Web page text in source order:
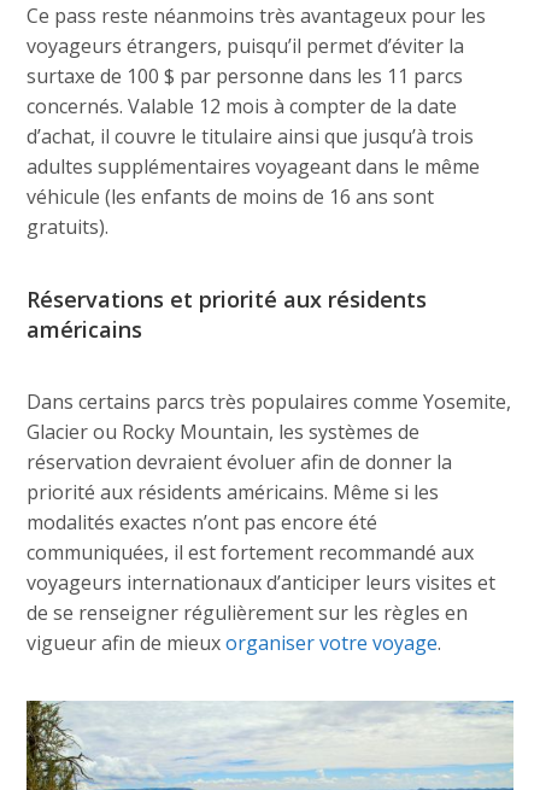
Ce pass reste néanmoins très avantageux pour les
voyageurs étrangers, puisqu’il permet d’éviter la
surtaxe de 100 $ par personne dans les 11 parcs
concernés. Valable 12 mois à compter de la date
d’achat, il couvre le titulaire ainsi que jusqu’à trois
adultes supplémentaires voyageant dans le même
véhicule (les enfants de moins de 16 ans sont
gratuits).
Réservations et priorité aux résidents
américains
Dans certains parcs très populaires comme Yosemite,
Glacier ou Rocky Mountain, les systèmes de
réservation devraient évoluer afin de donner la
priorité aux résidents américains. Même si les
modalités exactes n’ont pas encore été
communiquées, il est fortement recommandé aux
voyageurs internationaux d’anticiper leurs visites et
de se renseigner régulièrement sur les règles en
vigueur afin de mieuxorganiser votre voyage.